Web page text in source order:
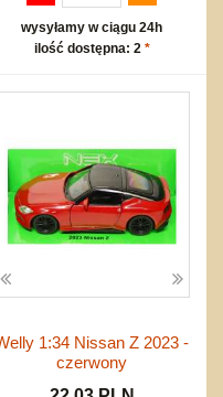
wysyłamy w ciągu 24h
ilość dostępna: 2 *
1:34 Nissan Z 2023 -
czerwony